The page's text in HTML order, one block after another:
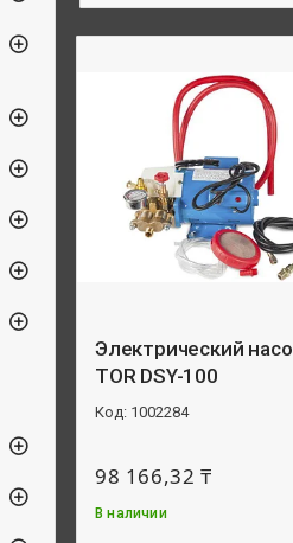
Электрический
TOR DSY-100
1002284
98 166,32 ₸
В наличии